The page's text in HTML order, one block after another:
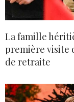
La famille
première visite
de retraite